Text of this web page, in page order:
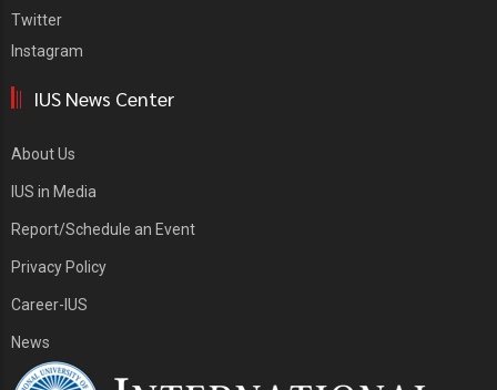
Twitter
Instagram
IUS News Center
About Us
IUS in Media
Report/Schedule an Event
Privacy Policy
Career-IUS
News